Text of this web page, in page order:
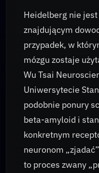
Heidelberg nie
znajdującym
przypadek, w
mózgu zostaje
Wu Tsai
Uniwersytecie
podobnie ponury
beta-amyloid i
konkretnym
neuronom
to proces zwany